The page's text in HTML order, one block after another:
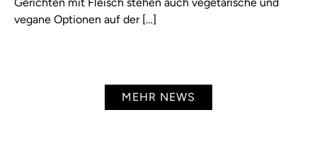
vegane Optionen auf der […]
MEHR NEWS